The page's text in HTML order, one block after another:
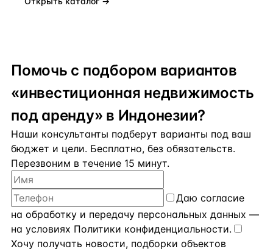
Помочь с подбором вариантов
«инвестиционная недвижимость
под аренду» в Индонезии?
Наши консультанты подберут варианты под ваш
бюджет и цели. Бесплатно, без обязательств.
Перезвоним в течение 15 минут.
Даю согласие
на обработку и передачу персональных данных —
на условиях Политики конфиденциальности.
Хочу получать новости, подборки объектов